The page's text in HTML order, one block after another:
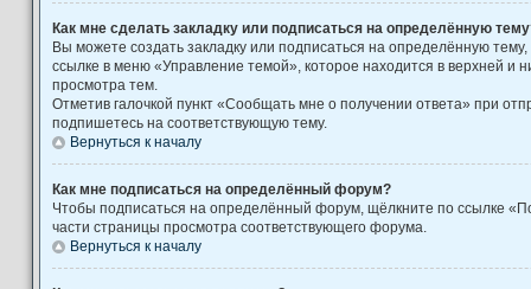
Как мне сделать закладку или подписаться на определённую
Вы можете создать закладку или подписаться на определённую
ссылке в меню «Управление темой», которое находится в верхней и
просмотра тем.
Отметив галочкой пункт «Сообщать мне о получении ответа» при
подпишетесь на соответствующую тему.
Вернуться к началу
Как мне подписаться на определённый форум?
Чтобы подписаться на определённый форум, щёлкните по ссылке
части страницы просмотра соответствующего форума.
Вернуться к началу